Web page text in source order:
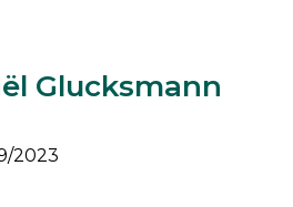
Glucksmann
2023